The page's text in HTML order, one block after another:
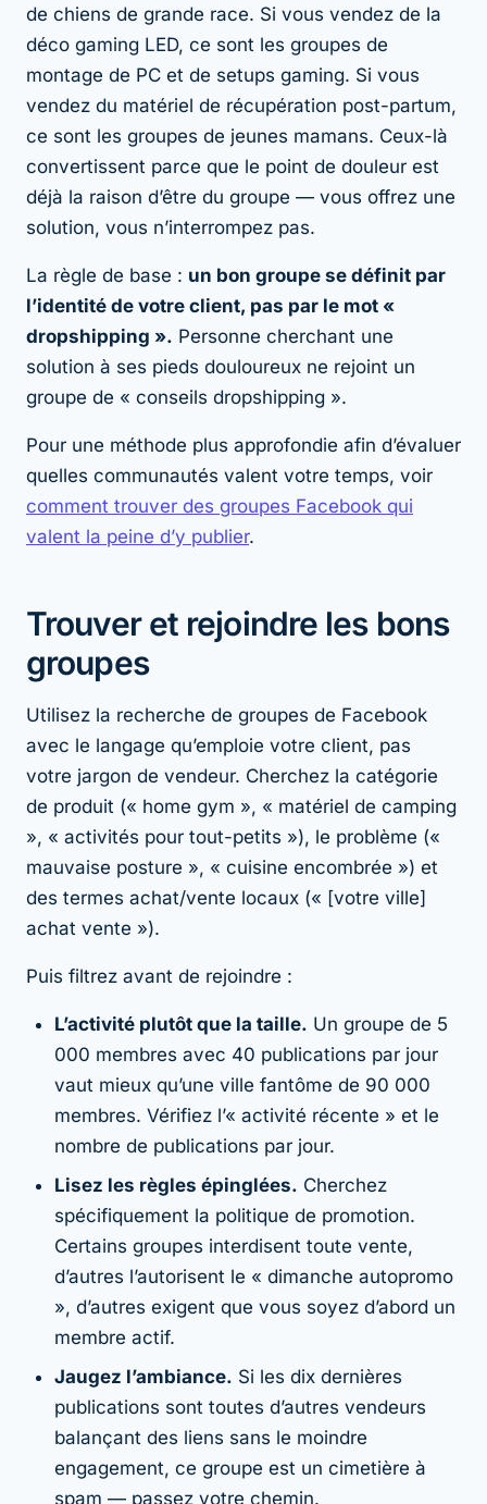
de chiens de grande race. Si vous vendez de la
déco gaming LED, ce sont les groupes de
montage de PC et de setups gaming. Si vous
vendez du matériel de récupération post-partum,
ce sont les groupes de jeunes mamans. Ceux-là
convertissent parce que le point de douleur est
déjà la raison d’être du groupe — vous offrez une
solution, vous n’interrompez pas.
La règle de base : un bon groupe se définit par
l’identité de votre client, pas par le mot «
dropshipping ». Personne cherchant une
solution à ses pieds douloureux ne rejoint un
groupe de « conseils dropshipping ».
Pour une méthode plus approfondie afin d’évaluer
quelles communautés valent votre temps, voir
comment trouver des groupes Facebook qui
valent la peine d’y publier.
Trouver et rejoindre les bons
groupes
Utilisez la recherche de groupes de Facebook
avec le langage qu’emploie votre client, pas
votre jargon de vendeur. Cherchez la catégorie
de produit (« home gym », « matériel de camping
», « activités pour tout-petits »), le problème («
mauvaise posture », « cuisine encombrée ») et
des termes achat/vente locaux (« [votre ville]
achat vente »).
Puis filtrez avant de rejoindre :
L’activité plutôt que la taille. Un groupe de 5
000 membres avec 40 publications par jour
vaut mieux qu’une ville fantôme de 90 000
membres. Vérifiez l’« activité récente » et le
nombre de publications par jour.
Lisez les règles épinglées. Cherchez
spécifiquement la politique de promotion.
Certains groupes interdisent toute vente,
d’autres l’autorisent le « dimanche autopromo
», d’autres exigent que vous soyez d’abord un
membre actif.
Jaugez l’ambiance. Si les dix dernières
publications sont toutes d’autres vendeurs
balançant des liens sans le moindre
engagement, ce groupe est un cimetière à
spam — passez votre chemin.